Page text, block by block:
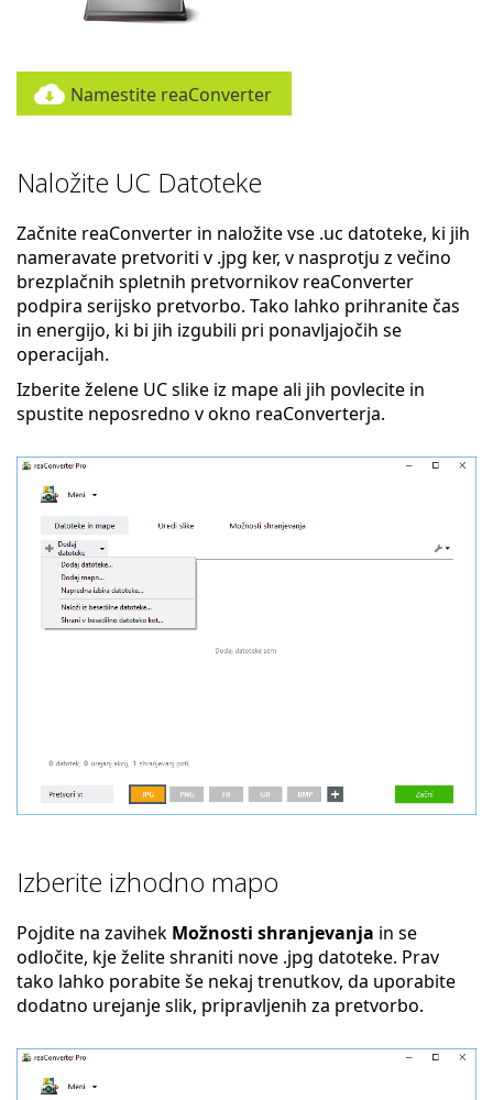
Namestite reaConverter
Naložite UC Datoteke
Začnite reaConverter in naložite vse .uc datoteke, ki jih
nameravate pretvoriti v .jpg ker, v nasprotju z večino
brezplačnih spletnih pretvornikov reaConverter
podpira serijsko pretvorbo. Tako lahko prihranite čas
in energijo, ki bi jih izgubili pri ponavljajočih se
operacijah.
Izberite želene UC slike iz mape ali jih povlecite in
spustite neposredno v okno reaConverterja.
Izberite izhodno mapo
Pojdite na zavihek Možnosti shranjevanja in se
odločite, kje želite shraniti nove .jpg datoteke. Prav
tako lahko porabite še nekaj trenutkov, da uporabite
dodatno urejanje slik, pripravljenih za pretvorbo.